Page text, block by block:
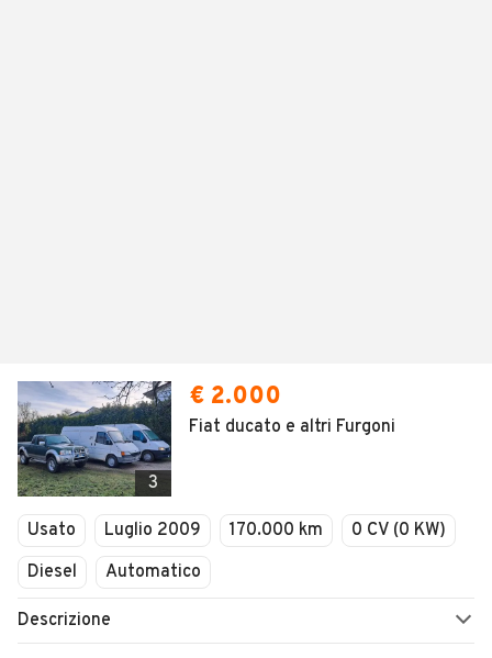
3
€ 2.000
Fiat ducato e altri Furgoni
Usato Luglio 2009 170.000 km
0 CV (0 KW)
Diesel
Automatico
Descrizione